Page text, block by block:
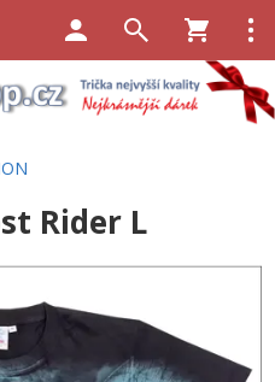
Rider L